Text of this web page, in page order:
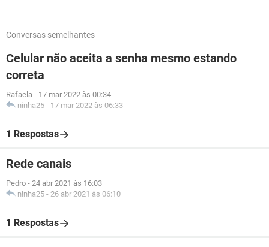
Conversas semelhantes
Celular não aceita a senha mesmo estando
correta
Rafaela - 17 mar 2022 às 00:34
ninha25 - 17 mar 2022 às 06:33
1 Respostas
Rede canais
Pedro - 24 abr 2021 às 16:03
ninha25 - 26 abr 2021 às 06:10
1 Respostas